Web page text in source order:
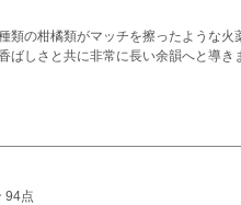
類の柑橘類がマッチを擦ったような
しさと共に非常に長い余韻へと導き
94点